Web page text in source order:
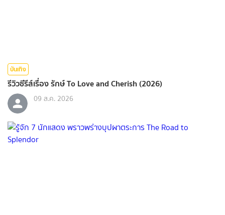
บันเทิง
รีวิวซีรีส์เรื่อง รักษ์ To Love and Cherish (2026)
09 ส.ค. 2026